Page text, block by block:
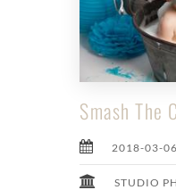
Smash The
2018-03-06
STUDIO